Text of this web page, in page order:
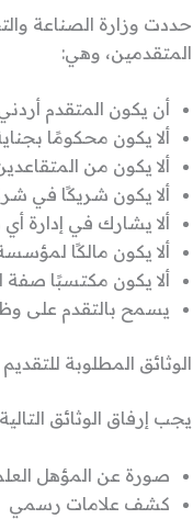
حددت وزارة الصناعة
المتقدمين، وهي:
أن يكون المتقدم
ألا يكون محكومًا
ألا يكون من
ألا يكون شريكًا في
ألا يشارك في إدارة
ألا يكون مالكًا
ألا يكون مكتسبًا صفة
يسمح بالتقدم على
الوثائق المطلوبة للتقديم
يجب إرفاق الوثائق
صورة عن المؤهل
كشف علامات رسمي